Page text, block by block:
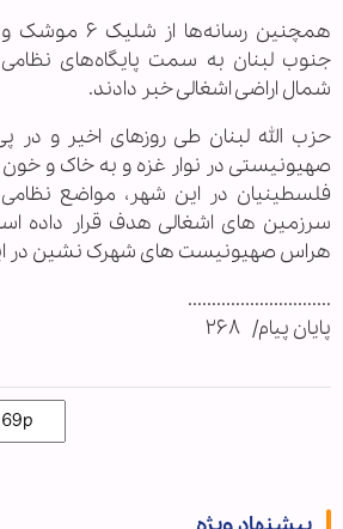
همچنین
جنوب لبنان به سمت پایگاه‌های
شمال اراضی اشغالی خبر دادند.
حزب الله لبنان طی روزهای اخیر و در
صهیونیستی در نوار غزه و به خاک و
فلسطینیان در این شهر، مواضع
سرزمین های اشغالی هدف قرار داده
هراس صهیونیست های شهرک نشین در
..............................
پایان پیام/ ۲۶۸